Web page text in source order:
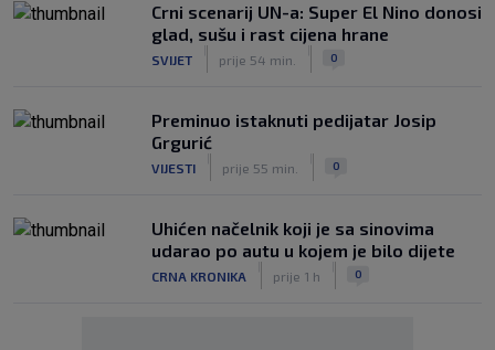
Crni scenarij UN-a: Super El Nino donosi
glad, sušu i rast cijena hrane
SVIJET prije 54 min. 0
Preminuo istaknuti pedijatar Josip
Grgurić
VIJESTI prije 55 min. 0
Uhićen načelnik koji je sa sinovima
udarao po autu u kojem je bilo dijete
CRNA KRONIKA prije 1 h 0